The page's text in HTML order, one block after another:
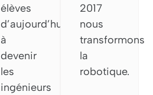
élèves
d’aujourd’hui
à
devenir
les
ingénieurs
2017
nous
transformons
la
robotique.